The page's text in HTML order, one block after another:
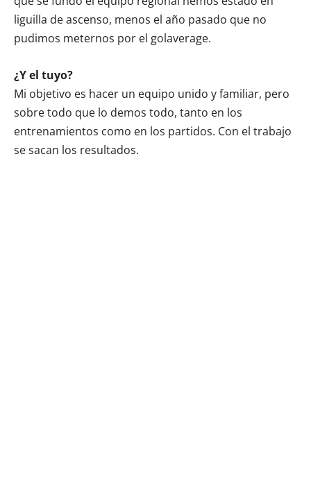
liguilla de ascenso, menos el año pasado que no
pudimos meternos por el golaverage.
¿Y el tuyo?
Mi objetivo es hacer un equipo unido y familiar, pero
sobre todo que lo demos todo, tanto en los
entrenamientos como en los partidos. Con el trabajo
se sacan los resultados.